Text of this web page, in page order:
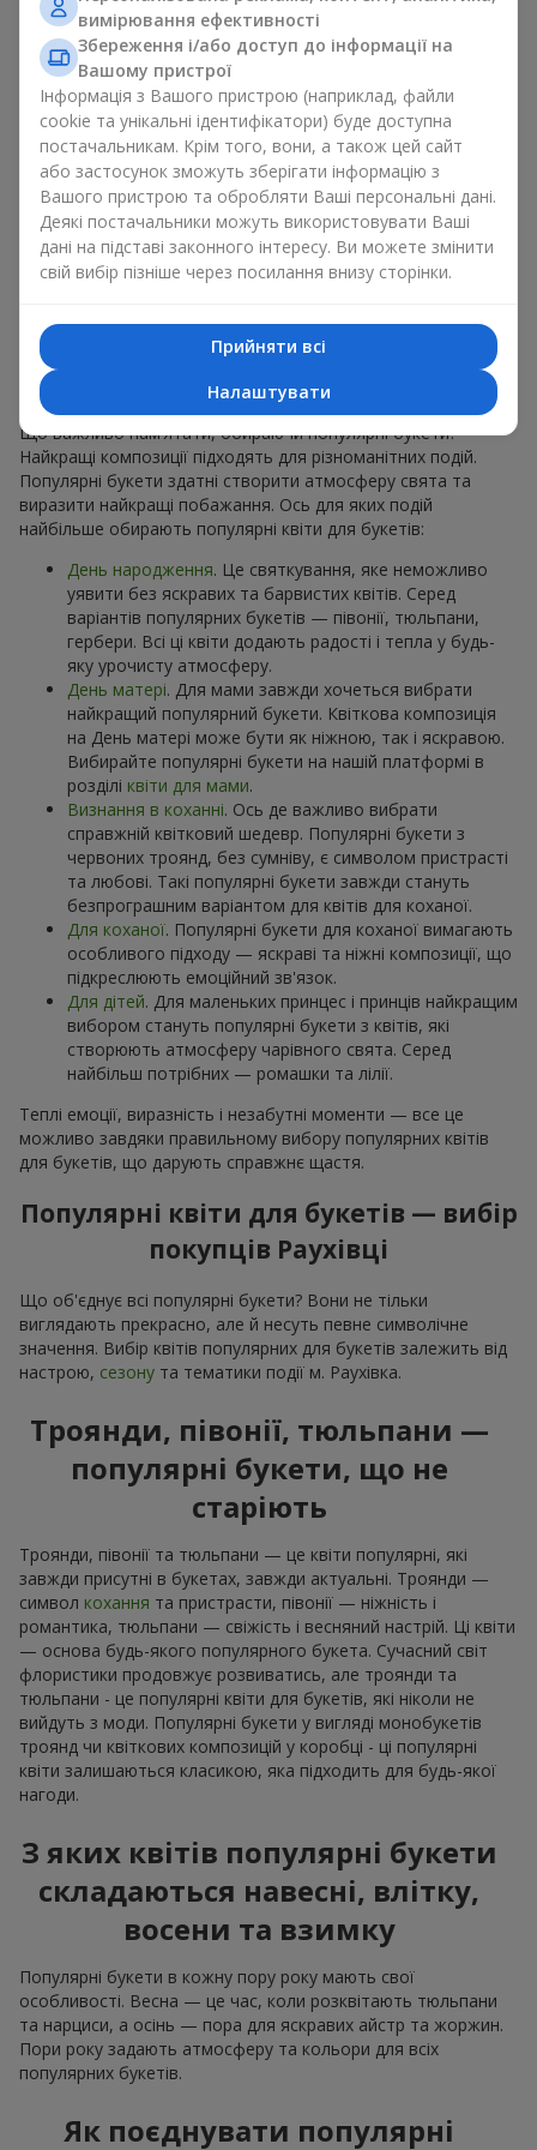
для будь-якого віку і статі, а їх склад можна
адаптувати під будь-який захід.
Масові квіткові уподобання. Півонії, тюльпани,
ромашки — популярні букети, що залишаються
привабливими для покупців. Вони не тільки мають
чудовий вигляд. Такі популярні букети відображають
атмосферу свіжості та природної краси.
Популярні квіти для букетів часто змінюються залежно від
пори року, але ці класичні популярні букети завжди
залишаються в списку тих що мають найбільший попит.
Якщо ви хочете бути впевненими у своєму виборі,
звертайтесь до цих перевірених часом популярних квітів.
Для яких подій в м. Раухівка
обирають популярні букети
Що важливо пам’ятати, обираючи популярні букети?
Найкращі композиції підходять для різноманітних подій.
Популярні букети здатні створити атмосферу свята та
виразити найкращі побажання. Ось для яких подій
найбільше обирають популярні квіти для букетів:
День народження. Це святкування, яке неможливо
уявити без яскравих та барвистих квітів. Серед
варіантів популярних букетів — півонії, тюльпани,
гербери. Всі ці квіти додають радості і тепла у будь-
яку урочисту атмосферу.
День матері. Для мами завжди хочеться вибрати
найкращий популярний букети. Квіткова композиція
на День матері може бути як ніжною, так і яскравою.
Вибирайте популярні букети на нашій платформі в
розділі квіти для мами.
Визнання в коханні. Ось де важливо вибрати
справжній квітковий шедевр. Популярні букети з
червоних троянд, без сумніву, є символом пристрасті
та любові. Такі популярні букети завжди стануть
безпрограшним варіантом для квітів для коханої.
Для коханої. Популярні букети для коханої вимагають
особливого підходу — яскраві та ніжні композиції, що
підкреслюють емоційний зв'язок.
Для дітей. Для маленьких принцес і принців найкращим
вибором стануть популярні букети з квітів, які
створюють атмосферу чарівного свята. Серед
найбільш потрібних — ромашки та лілії.
Теплі емоції, виразність і незабутні моменти — все це
можливо завдяки правильному вибору популярних квітів
для букетів, що дарують справжнє щастя.
Популярні квіти для букетів — вибір
покупців Раухівці
Що об'єднує всі популярні букети? Вони не тільки
виглядають прекрасно, але й несуть певне символічне
значення. Вибір квітів популярних для букетів залежить від
настрою, сезону та тематики події м. Раухівка.
Троянди, півонії, тюльпани —
популярні букети, що не
старіють
Троянди, півонії та тюльпани — це квіти популярні, які
завжди присутні в букетах, завжди актуальні. Троянди —
символ кохання та пристрасти, півонії — ніжність і
романтика, тюльпани — свіжість і весняний настрій. Ці квіти
— основа будь-якого популярного букета. Сучасний світ
флористики продовжує розвиватись, але троянди та
тюльпани - це популярні квіти для букетів, які ніколи не
вийдуть з моди. Популярні букети у вигляді монобукетів
троянд чи квіткових композицій у коробці - ці популярні
квіти залишаються класикою, яка підходить для будь-якої
нагоди.
З яких квітів популярні букети
складаються навесні, влітку,
восени та взимку
Популярні букети в кожну пору року мають свої
особливості. Весна — це час, коли розквітають тюльпани
та нарциси, а осінь — пора для яскравих айстр та жоржин.
Пори року задають атмосферу та кольори для всіх
популярних букетів.
Як поєднувати популярні
вимірювання ефективності
Збереження і/або доступ до інформації на
Вашому пристрої
Інформація з Вашого пристрою (наприклад, файли
cookie та унікальні ідентифікатори) буде доступна
постачальникам. Крім того, вони, а також цей сайт
або застосунок зможуть зберігати інформацію з
Вашого пристрою та обробляти Ваші персональні дані.
Деякі постачальники можуть використовувати Ваші
дані на підставі законного інтересу. Ви можете змінити
свій вибір пізніше через посилання внизу сторінки.
Прийняти всі
Налаштувати